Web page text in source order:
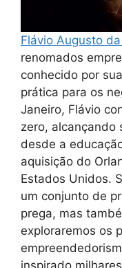
Flávio Augusto
renomados
conhecido por
prática para os
Janeiro, Flávio
zero, alcançando
desde a
aquisição do
Estados Unidos.
um conjunto de
prega, mas
exploraremos os